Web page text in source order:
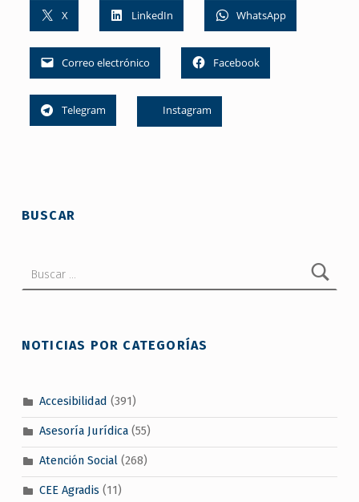
X LinkedIn WhatsApp
Correo electrónico Facebook
Telegram Instagram
BUSCAR
NOTICIAS POR CATEGORÍAS
Accesibilidad (391)
Asesoría Jurídica(55)
Atención Social(268)
CEE Agradis (11)